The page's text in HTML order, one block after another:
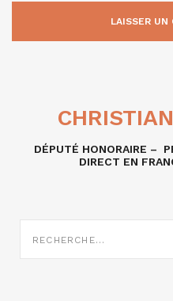
DÉPUTÉ HONORAIRE –
DIRECT EN
SUR